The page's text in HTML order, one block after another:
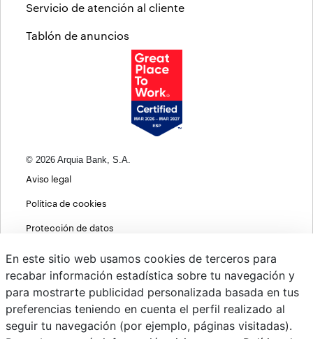
Servicio de atención al cliente
Tablón de anuncios
© 2026 Arquia Bank, S.A.
Aviso legal
Política de cookies
Protección de datos
Política de privacidad web
MIFID
PSD2
En este sitio web usamos cookies de terceros para
recabar información estadística sobre tu navegación y
para mostrarte publicidad personalizada basada en tus
preferencias teniendo en cuenta el perfil realizado al
seguir tu navegación (por ejemplo, páginas visitadas).